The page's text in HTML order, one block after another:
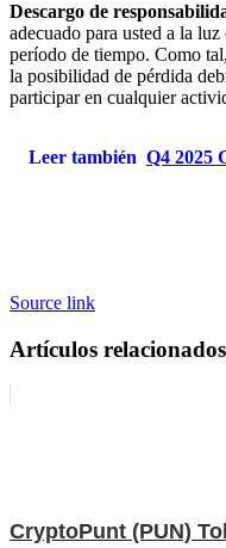
Descargo de
adecuado para usted a la
período de tiempo. Como
la posibilidad de pérdida
participar en cualquier
Leer también Q4 2025
Source link
Artículos
CryptoPunt (PUN)